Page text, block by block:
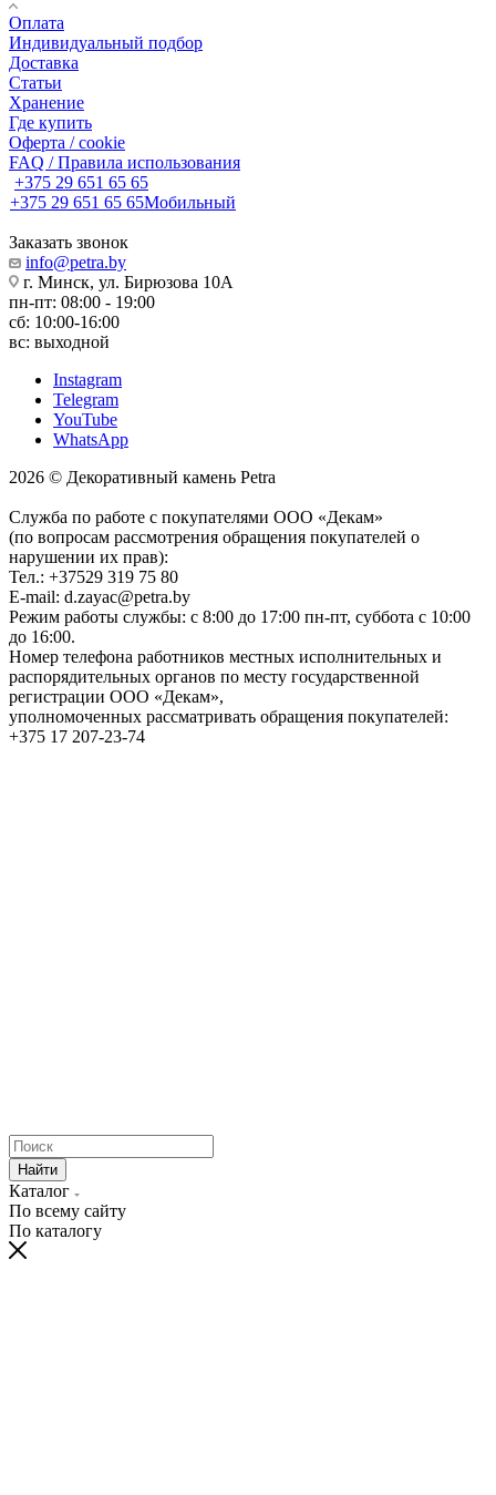
Оплата
Индивидуальный подбор
Доставка
Статьи
Хранение
Где купить
Оферта / cookie
FAQ / Правила использования
+375 29 651 65 65
+375 29 651 65 65Мобильный
Заказать звонок
info@petra.by
г. Минск, ул. Бирюзова 10А
пн-пт: 08:00 - 19:00
сб: 10:00-16:00
вс: выходной
Instagram
Telegram
YouTube
WhatsApp
2026 © Декоративный камень Petra
Служба по работе с покупателями ООО «Декам»
(по вопросам рассмотрения обращения покупателей о
нарушении их прав):
Тел.: +37529 319 75 80
E-mail: d.zayac@petra.by
Режим работы службы: с 8:00 до 17:00 пн-пт, суббота с 10:00
до 16:00.
Номер телефона работников местных исполнительных и
распорядительных органов по месту государственной
регистрации ООО «Декам»,
уполномоченных рассматривать обращения покупателей:
+375 17 207-23-74
Найти
Каталог
По всему сайту
По каталогу